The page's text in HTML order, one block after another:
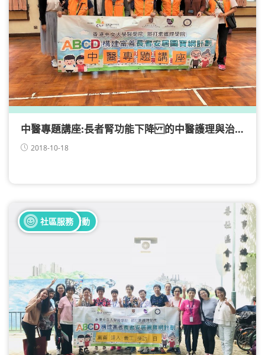
中醫專題講座:長者腎功能下降 的中醫護理與治療
2018-10-18
全部健康活動
社區服務